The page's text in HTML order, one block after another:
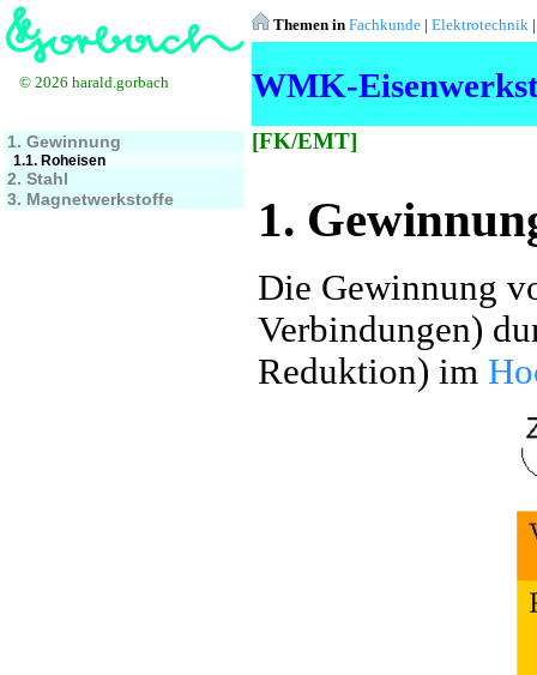
Themen in Fachkunde | Elektrotechnik
WMK-
[FK/EMT]
© 2026 harald.gorbach
1. Gewinnung
1.1. Roheisen
2. Stahl
3. Magnetwerkstoffe
1.
Die Gewinnung
Verbindungen)
Reduktion) im